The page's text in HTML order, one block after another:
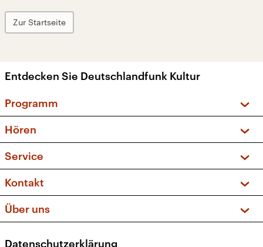
Zur Startseite
Entdecken Sie Deutschlandfunk Kultur
Programm
Sendungen und Podcasts
Musikliste
Kakadu – Das Kinderprogramm
Hören
Frequenzen (UKW + DAB+)
Service
FAQ
Apps
Newsletter
Kontakt
Social Media
Über uns
Datenschutzerklärung